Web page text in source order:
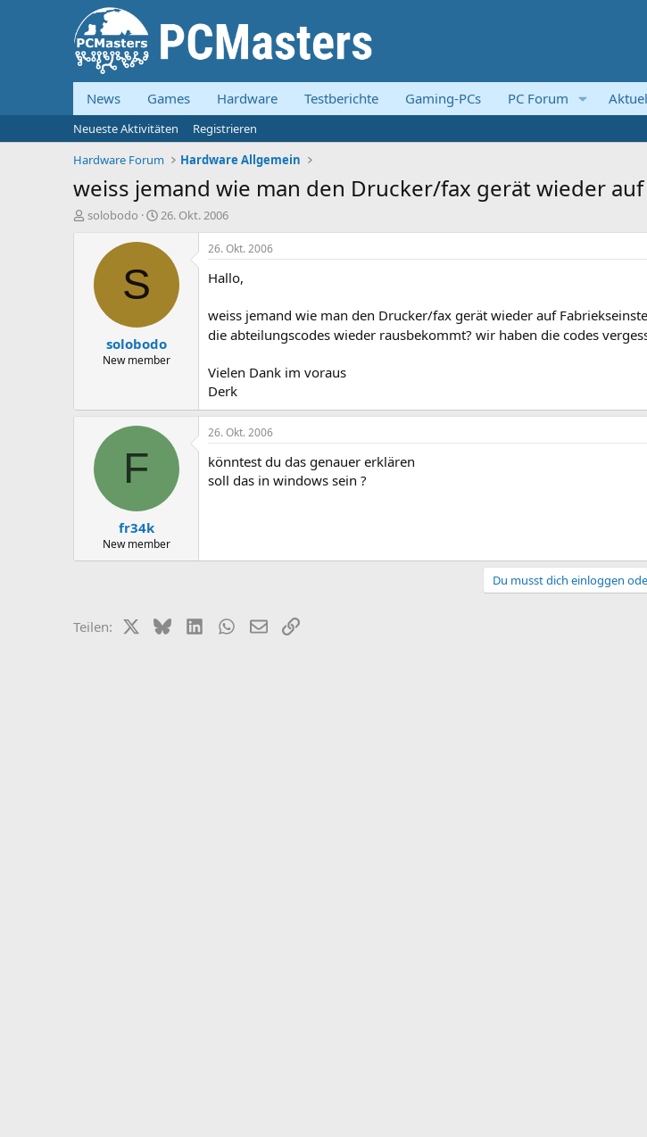
News Games Hardware Testberichte Gaming-PCs PC Forum
Neueste Aktivitäten
Registrieren
Hardware Forum
Hardware Allgemein
weiss jemand wie man den Drucker/fax gerät wieder
E
solobodo
E
s
a
m
26. Okt. 2006
S
solobodo
New member
26. Okt. 2006
Hallo,
weiss jemand wie man den Drucker/fax gerät wieder auf
die abteilungscodes wieder rausbekommt? wir haben die codes
Vielen Dank im voraus
Derk
F
fr34k
New member
26. Okt. 2006
könntest du das genauer erklären
soll das in windows sein ?
Du musst dich einloggen
Teilen: X (Twitter)
BlueskyLinkedInWhatsApp
E-MailLink